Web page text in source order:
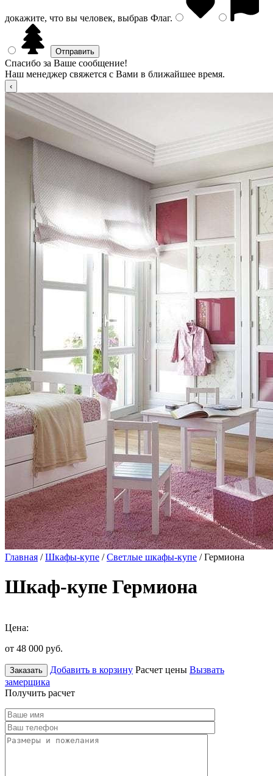
докажите, что вы человек, выбрав Флаг.
Спасибо за Ваше сообщение!
Наш менеджер свяжется с Вами в ближайшее время.
Главная /Шкафы-купе /Светлые шкафы-купе / Гермиона
Шкаф-купе Гермиона
Цена:
от 48 000 руб.
Заказать Добавить в корзину Расчет цены Вызвать
замерщика
Получить расчет